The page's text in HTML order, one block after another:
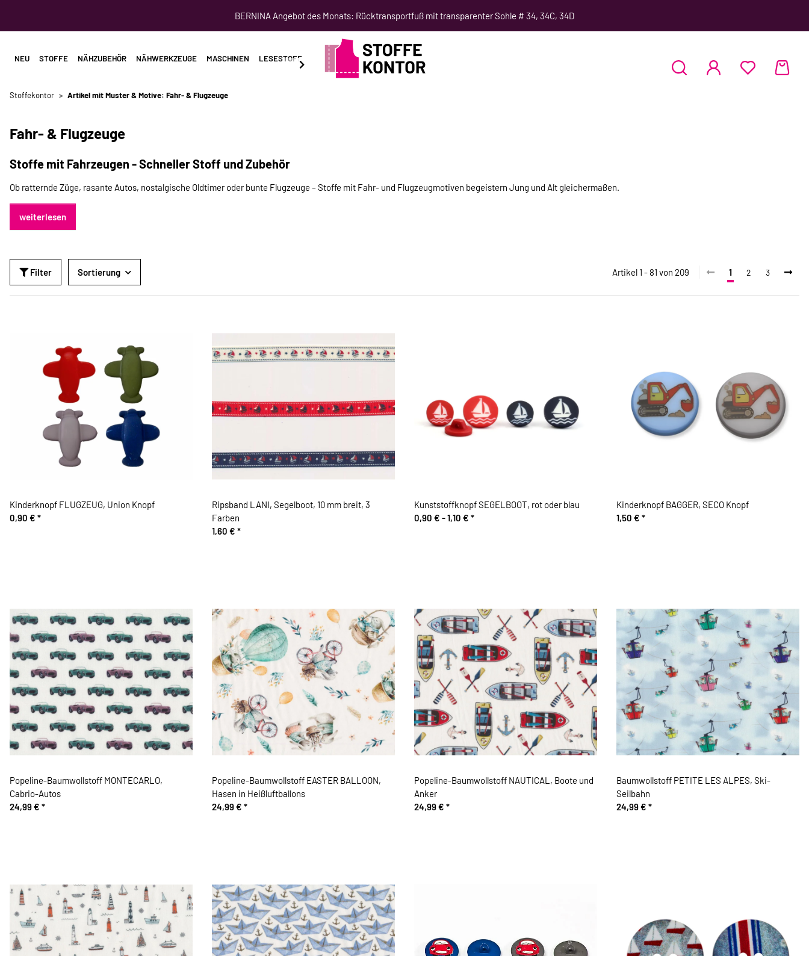
BERNINA Angebot des Monats: Rücktransportfuß mit transparenter Sohle # 34, 34C, 34D
NEU STOFFE NÄHZUBEHÖR NÄHWERKZEUGE MASCHINEN LESESTOFF SCHNITTMUSTER NÄHKURSE
Stoffekontor Artikel mit Muster & Motive: Fahr- & Flugzeuge
Fahr- & Flugzeuge
Stoffe mit Fahrzeugen - Schneller Stoff und Zubehör
Ob ratternde Züge, rasante Autos, nostalgische Oldtimer oder bunte Flugzeuge – Stoffe mit Fahr- und Flugzeugmotiven begeistern Jung und Alt gleichermaßen.
weiterlesen
Filter Sortierung Artikel 1 - 81 von 209 1 2 3
Kinderknopf FLUGZEUG, Union Knopf
0,90 € *
Ripsband LANI, Segelboot, 10 mm breit, 3
Farben
1,60 € *
Kunststoffknopf SEGELBOOT, rot oder blau
0,90 € -1,10 € *
Kinderknopf BAGGER, SECO Knopf
1,50 € *
Popeline-Baumwollstoff MONTECARLO,
Cabrio-Autos
24,99 € *
Popeline-Baumwollstoff EASTER BALLOON,
Hasen in Heißluftballons
24,99 € *
Popeline-Baumwollstoff NAUTICAL, Boote und
Anker
24,99 € *
Baumwollstoff PETITE LES ALPES, Ski-
Seilbahn
24,99 € *